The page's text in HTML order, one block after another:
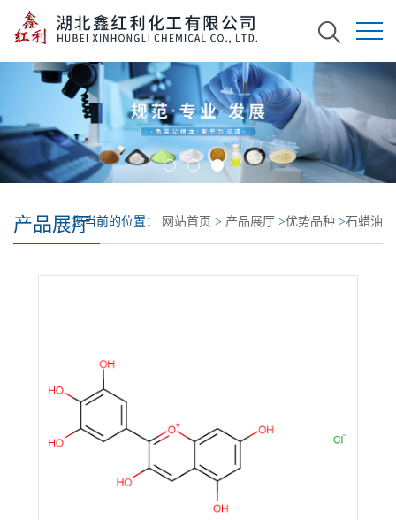
产品展厅您当前的位置： 网站首页 > 产品展厅 >优势品种 >石蜡油